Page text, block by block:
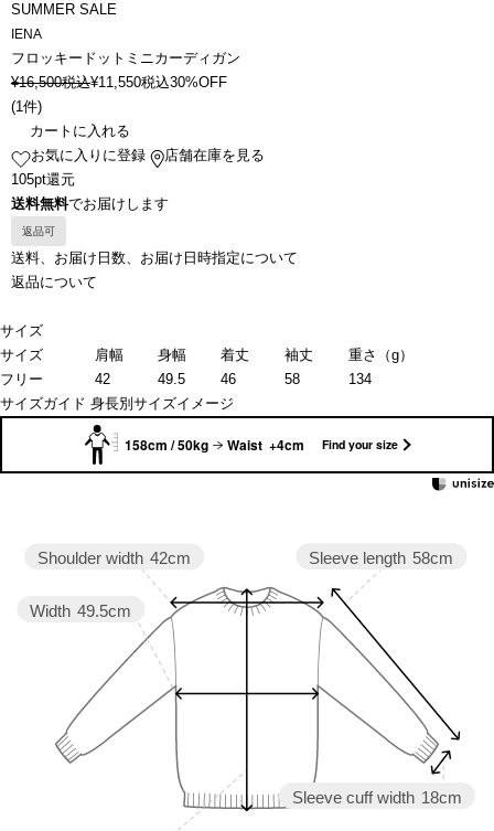
SUMMER SALE
IENA
フロッキードットミニカーディガン
¥16,500税込¥11,550税込30%OFF
(1件)
カートに入れる
お気に入りに登録
店舗在庫を見る
105pt還元
送料無料でお届けします
返品可
送料、お届け日数、お届け日時指定について
返品について
サイズ
サイズ
肩幅 身幅 着丈 袖丈
重さ（g）
フリー
42 49.5 46 58
134
サイズガイド 身長別サイズイメージ
158cm / 50kg Waist +4cm Find your size
Sleeve cuff width 18cm
Sleeve length 58cm
Width 49.5cm
Shoulder width 42cm